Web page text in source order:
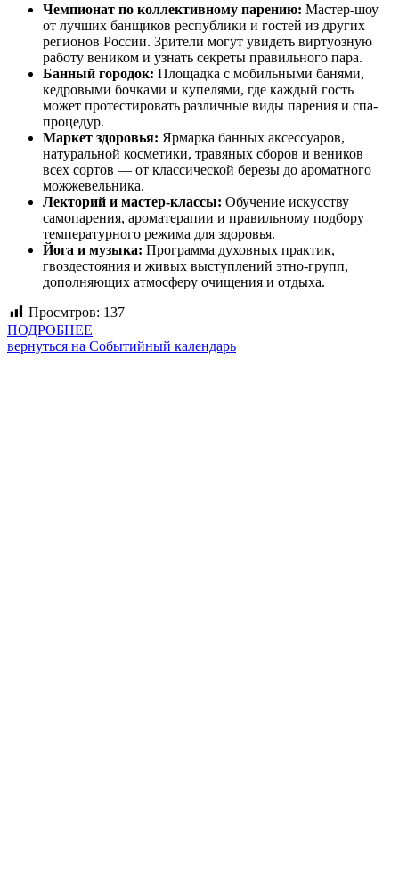
Чемпионат по коллективному парению: Мастер-шоу
от лучших банщиков республики и гостей из других
регионов России. Зрители могут увидеть виртуозную
работу веником и узнать секреты правильного пара.
Банный городок: Площадка с мобильными банями,
кедровыми бочками и купелями, где каждый гость
может протестировать различные виды парения и спа-
процедур.
Маркет здоровья: Ярмарка банных аксессуаров,
натуральной косметики, травяных сборов и веников
всех сортов — от классической березы до ароматного
можжевельника.
Лекторий и мастер-классы: Обучение искусству
самопарения, ароматерапии и правильному подбору
температурного режима для здоровья.
Йога и музыка: Программа духовных практик,
гвоздестояния и живых выступлений этно-групп,
дополняющих атмосферу очищения и отдыха.
Просмтров: 137
ПОДРОБНЕЕ
вернуться на Событийный календарь